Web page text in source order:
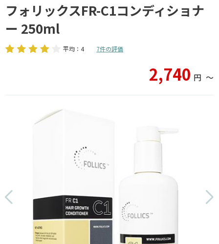
フォリックスFR-C1コンディショナ
ー 250ml
平均：4 7件の評価
2,740 円 〜